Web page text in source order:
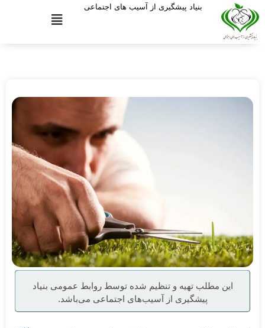
بنیاد پیشگیری از آسیب های اجتماعی
این مطلب تهیه و تنظیم شده توسط روابط عمومی بنیاد
پیشگیری از آسیب‌های اجتماعی می‌باشد.